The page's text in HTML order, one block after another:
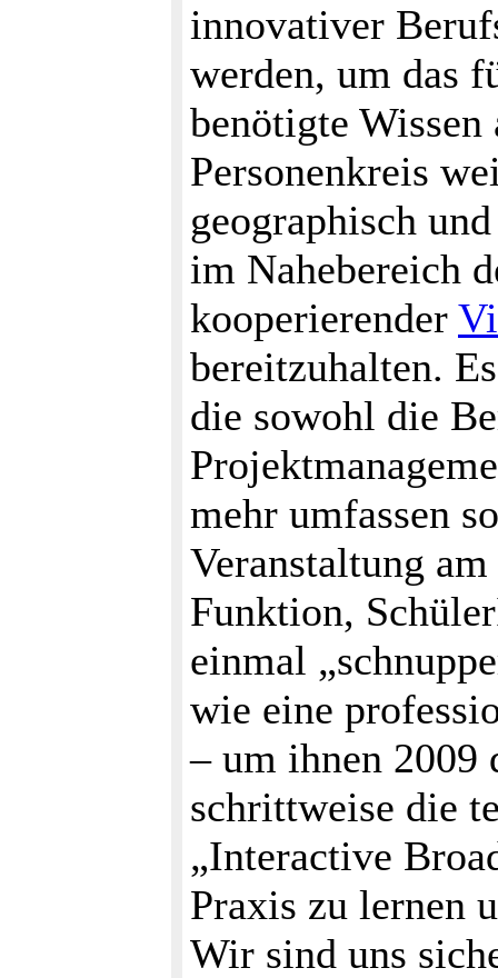
innovativer
werden, um das
benötigte
Personenkreis
geographisch
im Nahebereich
kooperierender
bereitzuhalten.
die sowohl die
mehr umfassen
Veranstaltung
Funktion,
einmal
wie eine
– um ihnen 2009
schrittweise die
„Interactive
Praxis zu lernen
Wir sind uns